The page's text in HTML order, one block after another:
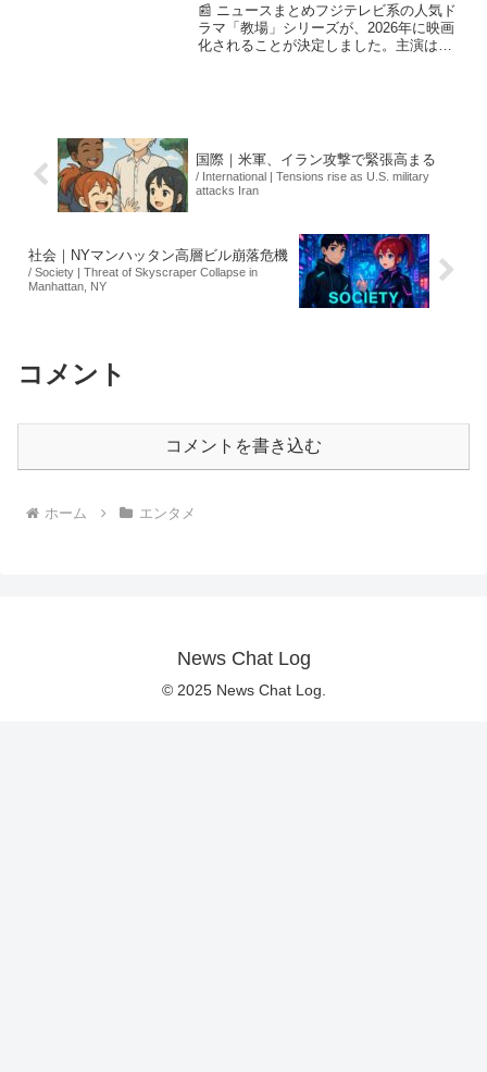
📰 ニュースまとめフジテレビ系の人気ド
ラマ「教場」シリーズが、2026年に映画
化されることが決定しました。主演は引
国際｜米軍、イラン攻撃で緊張高まる
/ International | Tensions rise as U.S. military
attacks Iran
社会｜NYマンハッタン高層ビル崩落危機
/ Society | Threat of Skyscraper Collapse in
Manhattan, NY
コメント
コメントを書き込む
ホーム エンタメ
News Chat Log
© 2025 News Chat Log.